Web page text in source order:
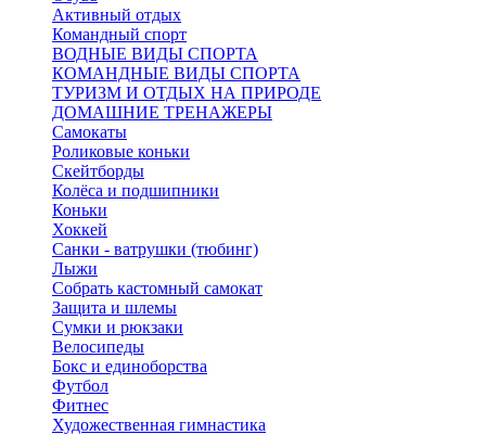
Активный отдых
Командный спорт
ВОДНЫЕ ВИДЫ СПОРТА
КОМАНДНЫЕ ВИДЫ СПОРТА
ТУРИЗМ И ОТДЫХ НА ПРИРОДЕ
ДОМАШНИЕ ТРЕНАЖЕРЫ
Самокаты
Роликовые коньки
Скейтборды
Колёса и подшипники
Коньки
Хоккей
Санки - ватрушки (тюбинг)
Лыжи
Собрать кастомный самокат
Защита и шлемы
Сумки и рюкзаки
Велосипеды
Бокс и единоборства
Футбол
Фитнес
Художественная гимнастика